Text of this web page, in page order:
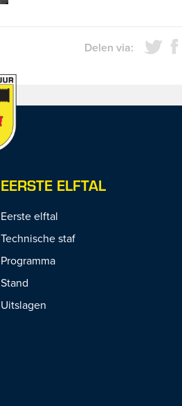
Delen via:
EERSTE ELFTAL
Eerste elftal
Technische staf
Programma
Stand
Uitslagen